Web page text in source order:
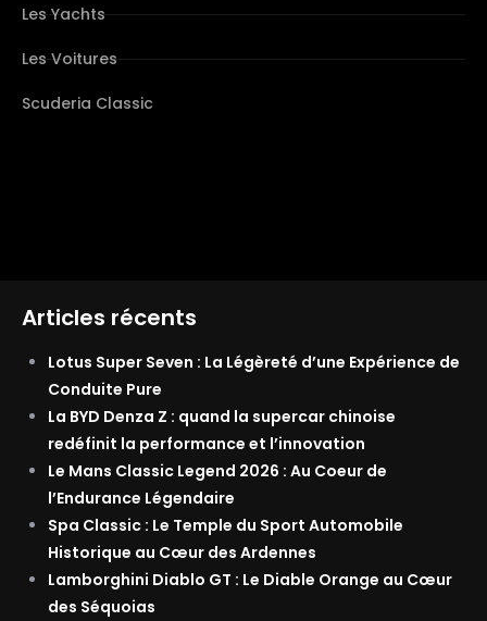
Les Yachts
Les Voitures
Scuderia Classic
Articles récents
Lotus Super Seven : La Légèreté d’une Expérience de
Conduite Pure
La BYD Denza Z : quand la supercar chinoise
redéfinit la performance et l’innovation
Le Mans Classic Legend 2026 : Au Coeur de
l’Endurance Légendaire
Spa Classic : Le Temple du Sport Automobile
Historique au Cœur des Ardennes
Lamborghini Diablo GT : Le Diable Orange au Cœur
des Séquoias